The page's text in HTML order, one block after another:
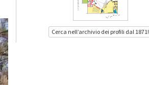
Cerca nell’archivio dei profili dal 1871!